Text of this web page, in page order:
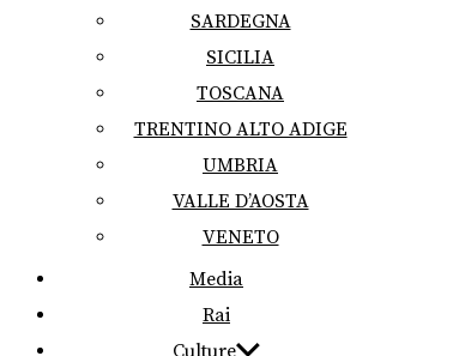
SARDEGNA
SICILIA
TOSCANA
TRENTINO ALTO ADIGE
UMBRIA
VALLE D’AOSTA
VENETO
Media
Rai
Culture